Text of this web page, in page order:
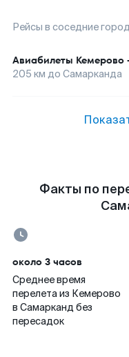
Рейсы в соседние
Авиабилеты Кемерово
205 км до Самарканда
Факты по
около 3 часов
Среднее время
перелета из Кемерово
в Самарканд без
пересадок